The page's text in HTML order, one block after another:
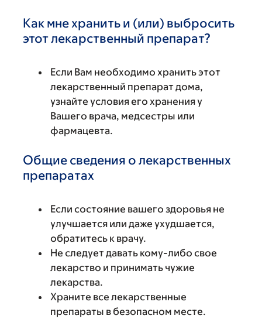
Как мне хранить и (или) выбросить
этот лекарственный препарат?
Если Вам необходимо хранить этот
лекарственный препарат дома,
узнайте условия его хранения у
Вашего врача, медсестры или
фармацевта.
Общие сведения о лекарственных
препаратах
Если состояние вашего здоровья не
улучшается или даже ухудшается,
обратитесь к врачу.
Не следует давать кому-либо свое
лекарство и принимать чужие
лекарства.
Храните все лекарственные
препараты в безопасном месте.